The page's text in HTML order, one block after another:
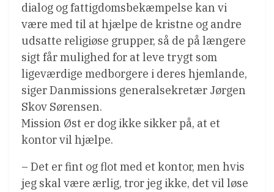
dialog og fattigdomsbekæmpelse kan vi
være med til at hjælpe de kristne og andre
udsatte religiøse grupper, så de på længere
sigt får mulighed for at leve trygt som
ligeværdige medborgere i deres hjemlande,
siger Danmissions generalsekretær Jørgen
Skov Sørensen.
Mission Øst er dog ikke sikker på, at et
kontor vil hjælpe.
– Det er fint og flot med et kontor, men hvis
jeg skal være ærlig, tror jeg ikke, det vil løse